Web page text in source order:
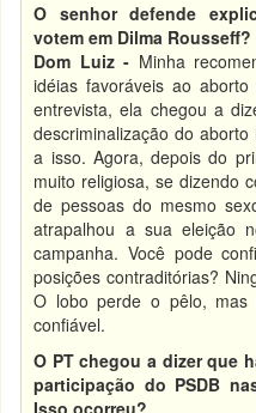
O senhor defende
votem em Dilma Rousseff?
Dom Luiz - Minha
idéias favoráveis ao
entrevista, ela chegou a
descriminalização do
a isso. Agora, depois do
muito religiosa, se dizendo
de pessoas do mesmo
atrapalhou a sua eleição
campanha. Você pode
posições contraditórias?
O lobo perde o pêlo,
confiável.
O PT chegou a dizer que
participação do PSDB
Isso ocorreu?